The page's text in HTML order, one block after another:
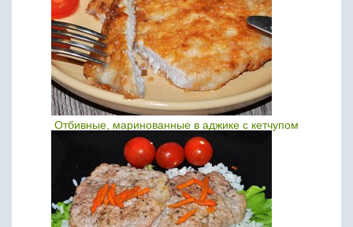
Отбивные, маринованные в аджике с кетчупом